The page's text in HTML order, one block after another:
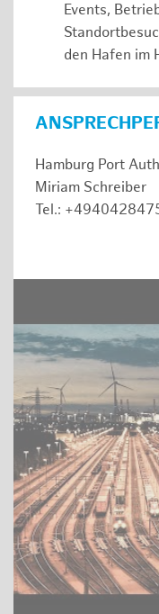
Events,
den Hafen im
Hamburg Port
Miriam Schreiber
Tel.: